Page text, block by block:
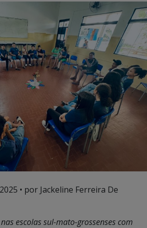
• por Jackeline Ferreira De
escolas sul-mato-grossenses com